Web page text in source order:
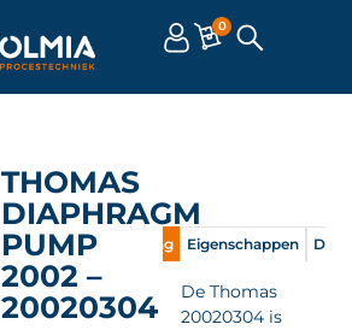
0
THOMAS
DIAPHRAGM
PUMP
2002 –
20020304
Omschrijving Eigenschappen
De Thomas
20020304 is